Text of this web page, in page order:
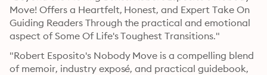
Move! Offers a Heartfelt, Honest, and Expert Take On
Guiding Readers Through the practical and emotional
aspect of Some Of Life's Toughest Transitions."
"Robert Esposito's Nobody Move is a compelling blend
of memoir, industry exposé, and practical guidebook,